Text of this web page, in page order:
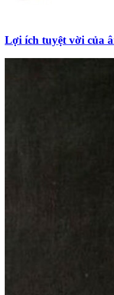
Lợi ích tuyệt vời của